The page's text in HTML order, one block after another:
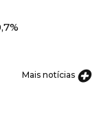
Mais notícias